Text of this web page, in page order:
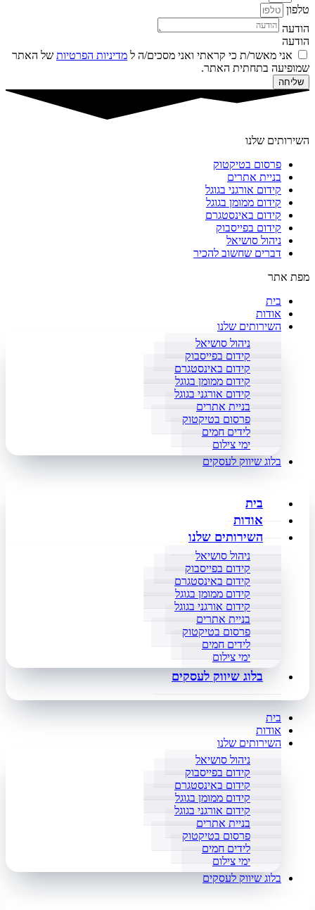
טלפון
הודעה
הודעה
אני מאשר/ת כי קראתי ואני מסכים/ה ל מדיניות הפרטיות של האתר
שמופיעה בתחתית האתר.
שליחה
השירותים שלנו
פרסום בטיקטוק
בניית אתרים
קידום אורגני בגוגל
קידום ממומן בגוגל
קידום באינסטגרם
קידום בפייסבוק
ניהול סושיאל
דברים שחשוב להכיר
מפת אתר
בית
אודות
השירותים שלנו
ניהול סושיאל
קידום בפייסבוק
קידום באינסטגרם
קידום ממומן בגוגל
קידום אורגני בגוגל
בניית אתרים
פרסום בטיקטוק
לידים חמים
ימי צילום
בלוג שיווק לעסקים
בית
אודות
השירותים שלנו
ניהול סושיאל
קידום בפייסבוק
קידום באינסטגרם
קידום ממומן בגוגל
קידום אורגני בגוגל
בניית אתרים
פרסום בטיקטוק
לידים חמים
ימי צילום
בלוג שיווק לעסקים
בית
אודות
השירותים שלנו
ניהול סושיאל
קידום בפייסבוק
קידום באינסטגרם
קידום ממומן בגוגל
קידום אורגני בגוגל
בניית אתרים
פרסום בטיקטוק
לידים חמים
ימי צילום
בלוג שיווק לעסקים